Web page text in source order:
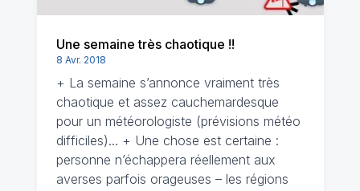
Une semaine très chaotique !!
8 Avr. 2018
+ La semaine s’annonce vraiment très
chaotique et assez cauchemardesque
pour un météorologiste (prévisions météo
difficiles)... + Une chose est certaine :
personne n’échappera réellement aux
averses parfois orageuses – les régions